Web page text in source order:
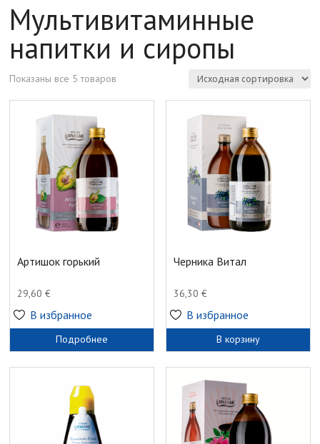
Мультивитаминные
напитки и сиропы
Показаны все 5 товаров
Артишок горький
29,60€
В избранное
Подробнее
Черника Витал
36,30€
В избранное
В корзину